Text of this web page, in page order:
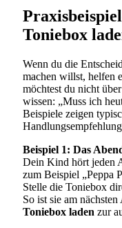
Toniebox
Wenn du die
machen willst, helfen
möchtest du nicht
wissen: „Muss ich
Beispiele zeigen
Beispiel 1: Das
Dein Kind hört jeden
zum Beispiel „Peppa
Stelle die Toniebox
So ist sie am
Toniebox laden zur